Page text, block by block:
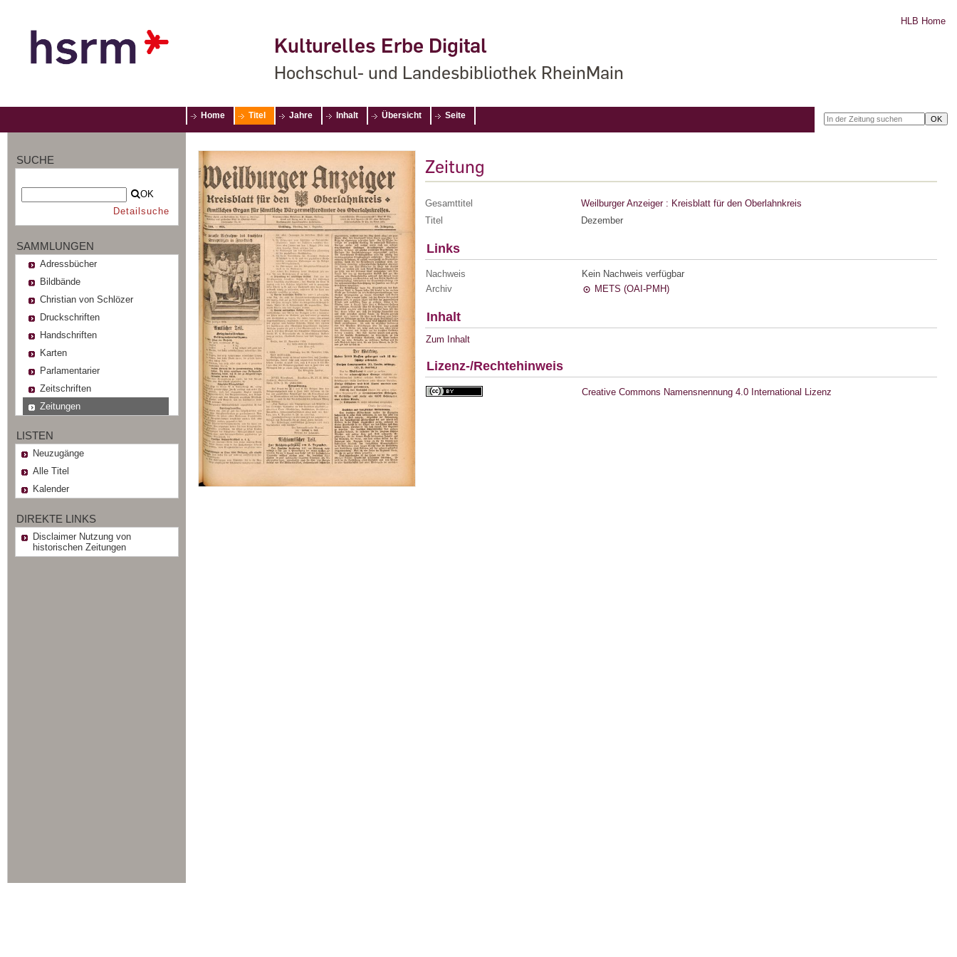
Kulturelles Erbe Digital
Hochschul- und Landesbibliothek RheinMain
HLB Home
Home Titel Jahre Inhalt Übersicht Seite
SUCHE
OK
Detailsuche
SAMMLUNGEN
Adressbücher
Bildbände
Christian von Schlözer
Druckschriften
Handschriften
Karten
Parlamentarier
Zeitschriften
Zeitungen
LISTEN
Neuzugänge
Alle Titel
Kalender
DIREKTE LINKS
Disclaimer Nutzung von
historischen Zeitungen
Zeitung
Gesamttitel
Weilburger Anzeiger : Kreisblatt für den Oberlahnkreis
Titel
Dezember
Links
Nachweis
Kein Nachweis verfügbar
Archiv
METS (OAI-PMH)
Inhalt
Zum Inhalt
Lizenz-/Rechtehinweis
Creative Commons Namensnennung 4.0 International Lizenz